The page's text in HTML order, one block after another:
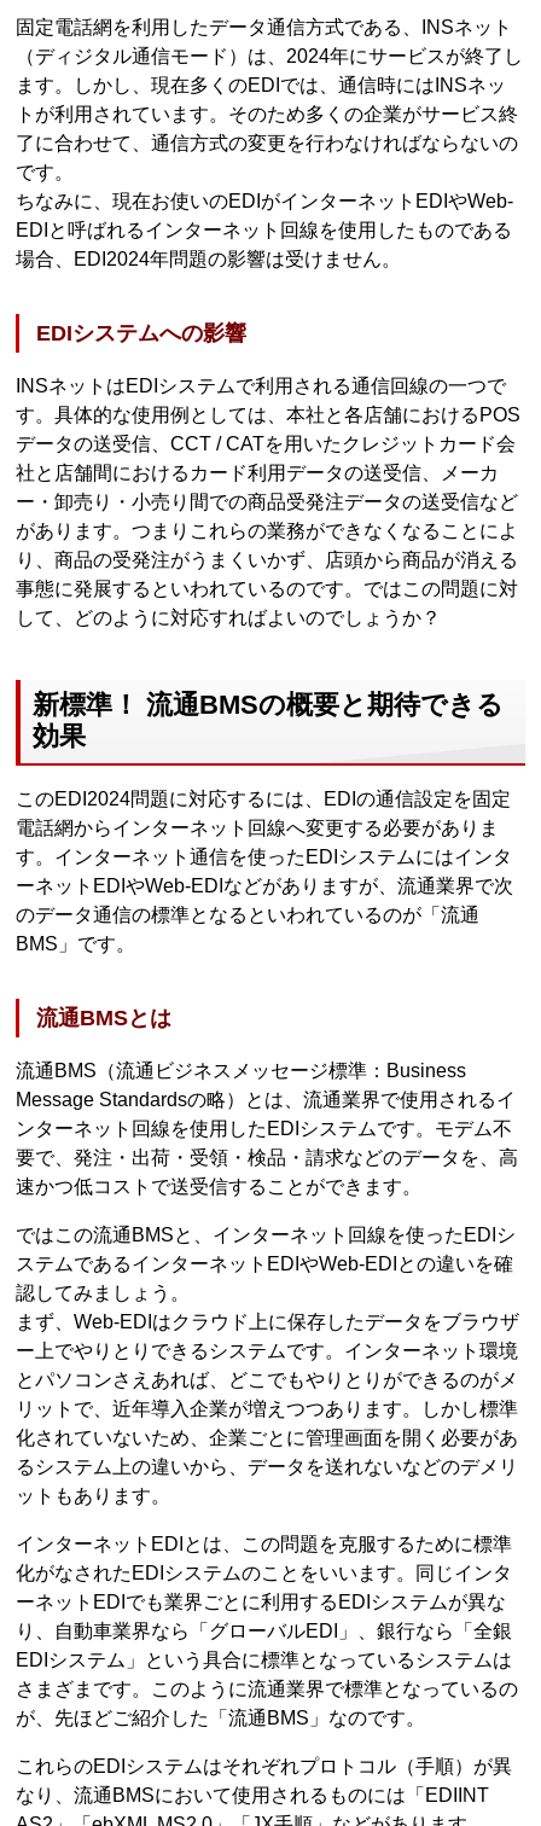
固定電話網を利用したデータ通信方式である、INSネット
（ディジタル通信モード）は、2024年にサービスが終了し
ます。しかし、現在多くのEDIでは、通信時にはINSネッ
トが利用されています。そのため多くの企業がサービス終
了に合わせて、通信方式の変更を行わなければならないの
です。
ちなみに、現在お使いのEDIがインターネットEDIやWeb-
EDIと呼ばれるインターネット回線を使用したものである
場合、EDI2024年問題の影響は受けません。
EDIシステムへの影響
INSネットはEDIシステムで利用される通信回線の一つで
す。具体的な使用例としては、本社と各店舗におけるPOS
データの送受信、CCT / CATを用いたクレジットカード会
社と店舗間におけるカード利用データの送受信、メーカ
ー・卸売り・小売り間での商品受発注データの送受信など
があります。つまりこれらの業務ができなくなることによ
り、商品の受発注がうまくいかず、店頭から商品が消える
事態に発展するといわれているのです。ではこの問題に対
して、どのように対応すればよいのでしょうか？
新標準！ 流通BMSの概要と期待できる
効果
このEDI2024問題に対応するには、EDIの通信設定を固定
電話網からインターネット回線へ変更する必要がありま
す。インターネット通信を使ったEDIシステムにはインタ
ーネットEDIやWeb-EDIなどがありますが、流通業界で次
のデータ通信の標準となるといわれているのが「流通
BMS」です。
流通BMSとは
流通BMS（流通ビジネスメッセージ標準：Business
Message Standardsの略）とは、流通業界で使用されるイ
ンターネット回線を使用したEDIシステムです。モデム不
要で、発注・出荷・受領・検品・請求などのデータを、高
速かつ低コストで送受信することができます。
ではこの流通BMSと、インターネット回線を使ったEDIシ
ステムであるインターネットEDIやWeb-EDIとの違いを確
認してみましょう。
まず、Web-EDIはクラウド上に保存したデータをブラウザ
ー上でやりとりできるシステムです。インターネット環境
とパソコンさえあれば、どこでもやりとりができるのがメ
リットで、近年導入企業が増えつつあります。しかし標準
化されていないため、企業ごとに管理画面を開く必要があ
るシステム上の違いから、データを送れないなどのデメリ
ットもあります。
インターネットEDIとは、この問題を克服するために標準
化がなされたEDIシステムのことをいいます。同じインタ
ーネットEDIでも業界ごとに利用するEDIシステムが異な
り、自動車業界なら「グローバルEDI」、銀行なら「全銀
EDIシステム」という具合に標準となっているシステムは
さまざまです。このように流通業界で標準となっているの
が、先ほどご紹介した「流通BMS」なのです。
これらのEDIシステムはそれぞれプロトコル（手順）が異
なり、流通BMSにおいて使用されるものには「EDIINT